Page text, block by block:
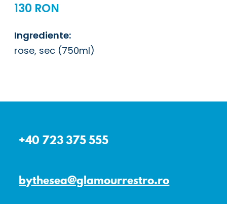
130 RON
Ingrediente:
rose, sec (750ml)
+40 723 375 555
bythesea@glamourrestro.ro